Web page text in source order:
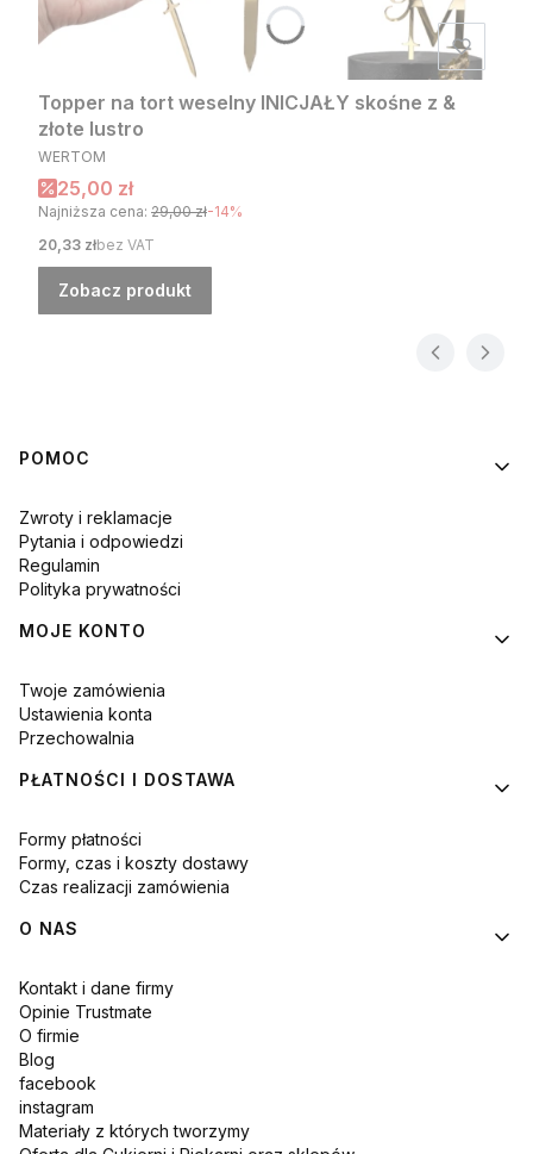
Topper na tort weselny INICJAŁY skośne z &
złote lustro
PRODUCENT
WERTOM
Cena promocyjna
25,00 zł
Najniższa cena: 29,00 zł-14%
Cena
20,33 złbez VAT
Zobacz produkt
Linki w stopce
POMOC
Zwroty i reklamacje
Pytania i odpowiedzi
Regulamin
Polityka prywatności
MOJE KONTO
Twoje zamówienia
Ustawienia konta
Przechowalnia
PŁATNOŚCI I DOSTAWA
Formy płatności
Formy, czas i koszty dostawy
Czas realizacji zamówienia
O NAS
Kontakt i dane firmy
Opinie Trustmate
O firmie
Blog
facebook
instagram
Materiały z których tworzymy